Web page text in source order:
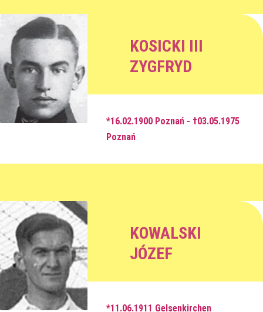
KOSICKI III
ZYGFRYD
*16.02.1900 Poznań - †03.05.1975
Poznań
KOWALSKI
JÓZEF
*11.06.1911 Gelsenkirchen